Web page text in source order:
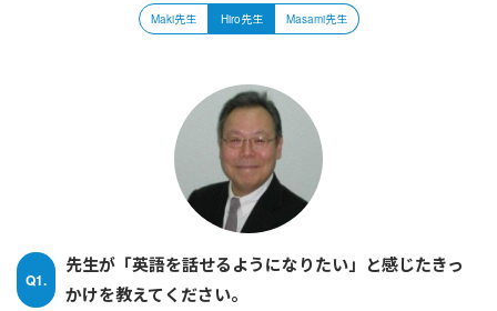
Maki先生 Hiro先生 Masami先生
Q1.
先生が「英語を話せるようになりたい」と感じたきっ
かけを教えてください。